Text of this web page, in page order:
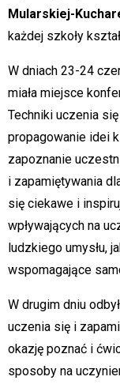
Mularskiej-
każdej szkoły
W dniach 23-24
miała miejsce
Techniki uczenia
propagowanie idei
zapoznanie
i zapamiętywania
się ciekawe i
wpływających na
ludzkiego umysłu,
wspomagające
W drugim dniu
uczenia się i
okazję poznać i
sposoby na